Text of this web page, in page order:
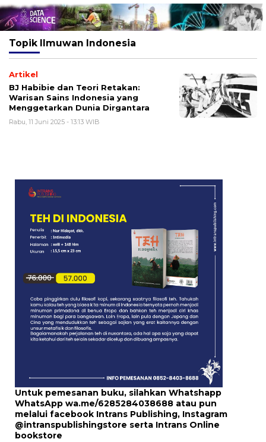
Topik Ilmuwan Indonesia
Artikel
BJ Habibie dan Teori Retakan:
Warisan Sains Indonesia yang
Menggetarkan Dunia Dirgantara
Rabu, 11 Juni 2025 - 13:13 WIB
Untuk pemesanan buku, silahkan Whatshapp
WhatsApp wa.me/6285284038688 atau pun
melalui facebook Intrans Publishing, Instagram
@intranspublishingstore serta Intrans Online
bookstore